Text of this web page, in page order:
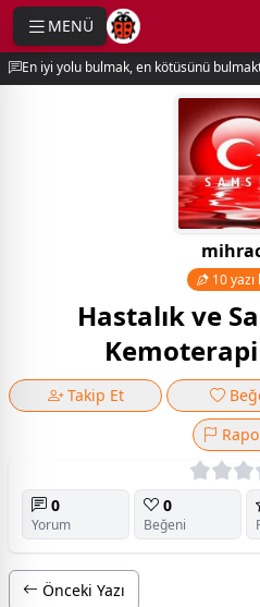
MENÜ
10 yazı
Hastalık ve
Takip Et
0
Yorum
0
Beğeni
Önceki Yazı
menu